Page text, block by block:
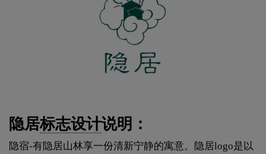
隐居标志设计说明：
隐宿-有隐居山林享一份清新宁静的寓意。隐居logo是以